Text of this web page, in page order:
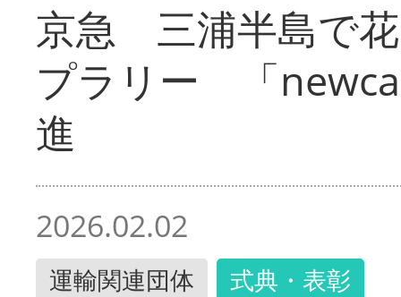
京急 三浦半島で
プラリー 「
進
2026.02.02
運輸関連団体 式典・表彰